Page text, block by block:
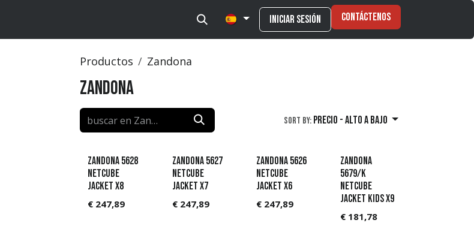
Iniciar sesión Contáctenos
Productos Zandona
Zandona
Sort By: Precio - alto a bajo
Zandona 5628
Netcube
Jacket X8
€ 247,89
Zandona 5627
Netcube
Jacket X7
€ 247,89
Zandona 5626
Netcube
Jacket X6
€ 247,89
Zandona
5679/K
Netcube
jacket kids X9
€ 181,78